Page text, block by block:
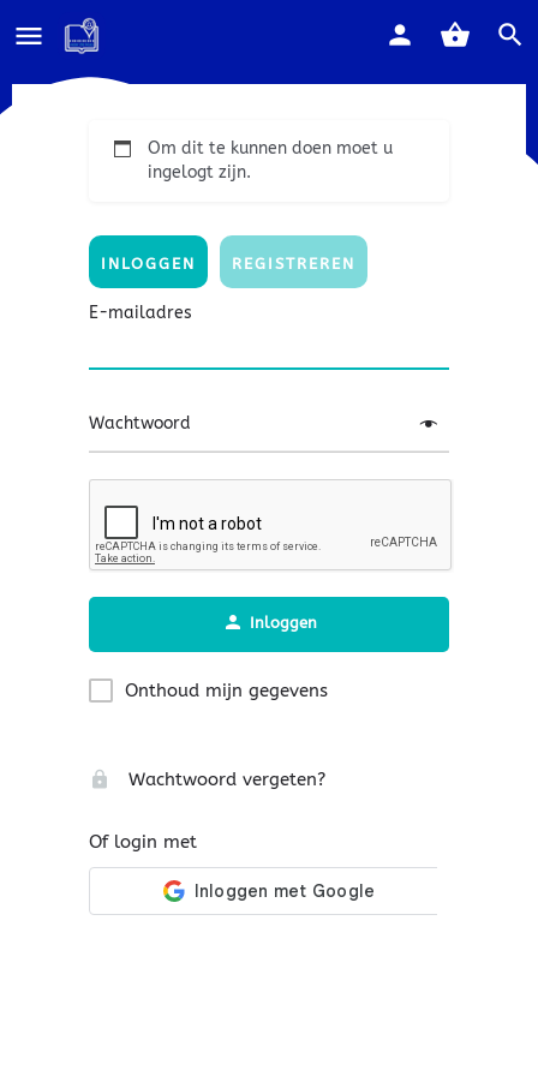
Om dit te kunnen doen moet u
ingelogt zijn.
INLOGGEN REGISTREREN
E-mailadres
Wachtwoord
Inloggen
Onthoud mijn gegevens
Wachtwoord vergeten?
Of login met